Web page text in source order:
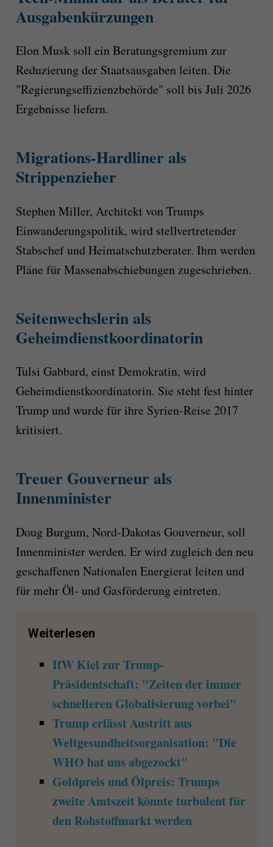
Ausgabenkürzungen
Elon Musk soll ein Beratungsgremium zur
Reduzierung der Staatsausgaben leiten. Die
"Regierungseffizienzbehörde" soll bis Juli 2026
Ergebnisse liefern.
Migrations-Hardliner als
Strippenzieher
Stephen Miller, Architekt von Trumps
Einwanderungspolitik, wird stellvertretender
Stabschef und Heimatschutzberater. Ihm werden
Pläne für Massenabschiebungen zugeschrieben.
Seitenwechslerin als
Geheimdienstkoordinatorin
Tulsi Gabbard, einst Demokratin, wird
Geheimdienstkoordinatorin. Sie steht fest hinter
Trump und wurde für ihre Syrien-Reise 2017
kritisiert.
Treuer Gouverneur als
Innenminister
Doug Burgum, Nord-Dakotas Gouverneur, soll
Innenminister werden. Er wird zugleich den neu
geschaffenen Nationalen Energierat leiten und
für mehr Öl- und Gasförderung eintreten.
Weiterlesen
IfW Kiel zur Trump-
Präsidentschaft: "Zeiten der immer
schnelleren Globalisierung vorbei"
Trump erlässt Austritt aus
Weltgesundheitsorganisation: "Die
WHO hat uns abgezockt"
Goldpreis und Ölpreis: Trumps
zweite Amtszeit könnte turbulent für
den Rohstoffmarkt werden